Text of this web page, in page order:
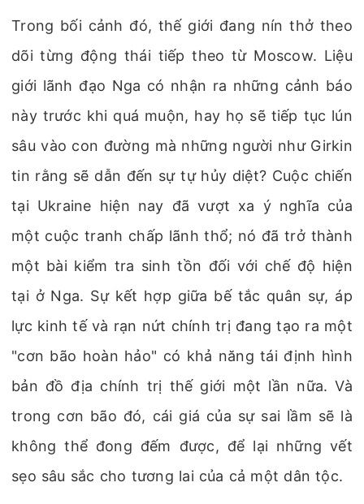
Trong bối cảnh đó, thế giới đang nín thở theo
dõi từng động thái tiếp theo từ Moscow. Liệu
giới lãnh đạo Nga có nhận ra những cảnh báo
này trước khi quá muộn, hay họ sẽ tiếp tục lún
sâu vào con đường mà những người như Girkin
tin rằng sẽ dẫn đến sự tự hủy diệt? Cuộc chiến
tại Ukraine hiện nay đã vượt xa ý nghĩa của
một cuộc tranh chấp lãnh thổ; nó đã trở thành
một bài kiểm tra sinh tồn đối với chế độ hiện
tại ở Nga. Sự kết hợp giữa bế tắc quân sự, áp
lực kinh tế và rạn nứt chính trị đang tạo ra một
"cơn bão hoàn hảo" có khả năng tái định hình
bản đồ địa chính trị thế giới một lần nữa. Và
trong cơn bão đó, cái giá của sự sai lầm sẽ là
không thể đong đếm được, để lại những vết
sẹo sâu sắc cho tương lai của cả một dân tộc.